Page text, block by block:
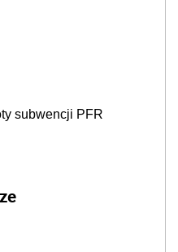
subwencji PFR